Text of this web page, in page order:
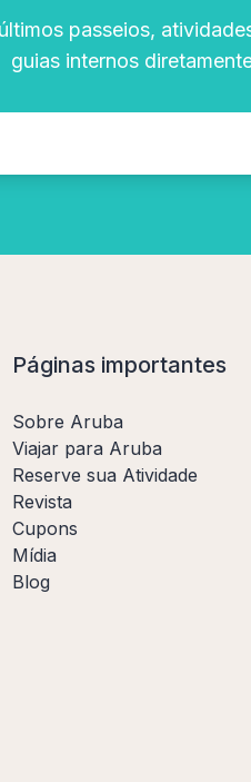
passeios,
guias internos
Páginas importantes
Sobre Aruba
Viajar para Aruba
Reserve sua Atividade
Revista
Cupons
Mídia
Blog